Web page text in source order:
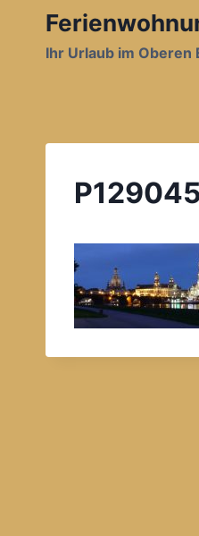
springenIhr Urlaub im Oberen